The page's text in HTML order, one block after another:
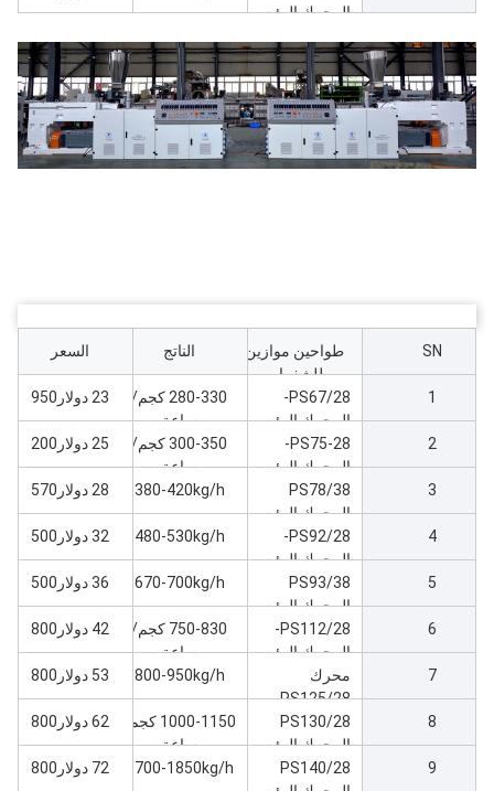
طحن
المحرك الرئيسي
SN
طواحين موازين
للشفرات
الناتج السعر
PS67/28-
المحرك الرئيسي
30kw آلة طحن
280-330 كجم/
ساعة
23 دولار950
PS75-28-
المحرك الرئيسي
37kw آلة طحن
300-350 كجم/
ساعة
25 دولار200
PS78/38
المحرك الرئيسي
45kw آلة طحن
380-420kg/h 28 دولار570
4
PS92/28-
المحرك الرئيسي
55kw آلة طحن
480-530kg/h 32 دولار500
PS93/38
المحرك الرئيسي
75kw آلة طحن
670-700kg/h 36 دولار500
PS112/28-
المحرك الرئيسي
90kw آلة طحن
750-830 كجم/
ساعة
42 دولار800
7
محرك
PS125/28
الرئيسي 110kw
آلة طحن
800-950kg/h 53 دولار800
PS130/28
المحرك الرئيسي
132kw آلة طحن
1000-1150 كجم/
ساعة
62 دولار800
PS140/28
1700-1850kg/h 72 دولار800